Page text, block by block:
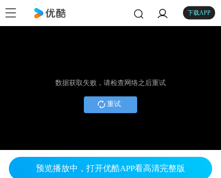
下载APP
数据获取失败，请检查网络之后重试
重试
预览播放中，打开优酷APP看高清完整版